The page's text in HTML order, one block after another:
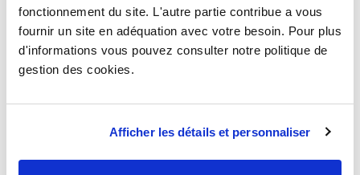
fonctionnement du site. L'autre partie contribue a vous
fournir un site en adéquation avec votre besoin. Pour plus
d'informations vous pouvez consulter notre politique de
gestion des cookies.
Afficher les détails et personnaliser
MOUSSE POLYURÉTHANE CRC COUPE-FEU
2EN1
Mousse polyuréthane CRC coupe-feu 2en1 -